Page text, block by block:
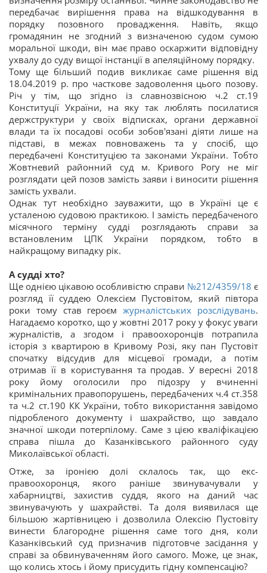
передбачає вирішення права на відшкодування в
порядку позовного провадження. Навіть, якщо
громадянин не згодний з визначеною судом сумою
моральної шкоди, він має право оскаржити відповідну
ухвалу до суду вищої інстанції в апеляційному порядку.
Тому ще більший подив викликає саме рішення від
18.04.2019 р. про часткове задоволення цього позову.
Річ у тім, що згідно із славнозвісною ч.2 ст.19
Конституції України, на яку так люблять посилатися
держструктури у своїх відписках, органи державної
влади та їх посадові особи зобов'язані діяти лише на
підставі, в межах повноважень та у спосіб, що
передбачені Конституцією та законами України. Тобто
Жовтневий районний суд м. Кривого Рогу не міг
розглядати цей позов замість заяви і виносити рішення
замість ухвали.
Однак тут необхідно зауважити, що в Україні це є
усталеною судовою практикою. І замість передбаченого
місячного терміну судді розглядають справи за
встановленим ЦПК України порядком, тобто в
найкращому випадку рік.
А судді хто?
Ще однією цікавою особливістю справи №212/4359/18 є
розгляд її суддею Олексієм Пустовітом, який півтора
роки тому став героємжурналістських розслідувань.
Нагадаємо коротко, що у жовтні 2017 року у фокус уваги
журналістів, а згодом і правоохоронців потрапила
історія з квартирою в Кривому Розі, яку пан Пустовіт
спочатку відсудив для місцевої громади, а потім
отримав її в користування та продав. У вересні 2018
року йому оголосили про підозру у вчиненні
кримінальних правопорушень, передбачених ч.4 ст.358
та ч.2 ст.190 КК України, тобто використання завідомо
підробленого документу і шахрайство, що завдало
значної шкоди потерпілому. Саме з цією кваліфікацією
справа пішла до Казанківського районного суду
Миколаївської області.
Отже, за іронією долі склалось так, що екс-
правоохоронця, якого раніше звинувачували у
хабарництві, захистив суддя, якого на даний час
звинувачують у шахрайстві. Та доля виявилася ще
більшою жартівницею і дозволила Олексію Пустовіту
винести благородне рішення саме того дня, коли
Казанківський суд призначив підготовче засідання у
справі за обвинуваченням його самого. Може, це знак,
що колись хтось і йому присудить гідну компенсацію?